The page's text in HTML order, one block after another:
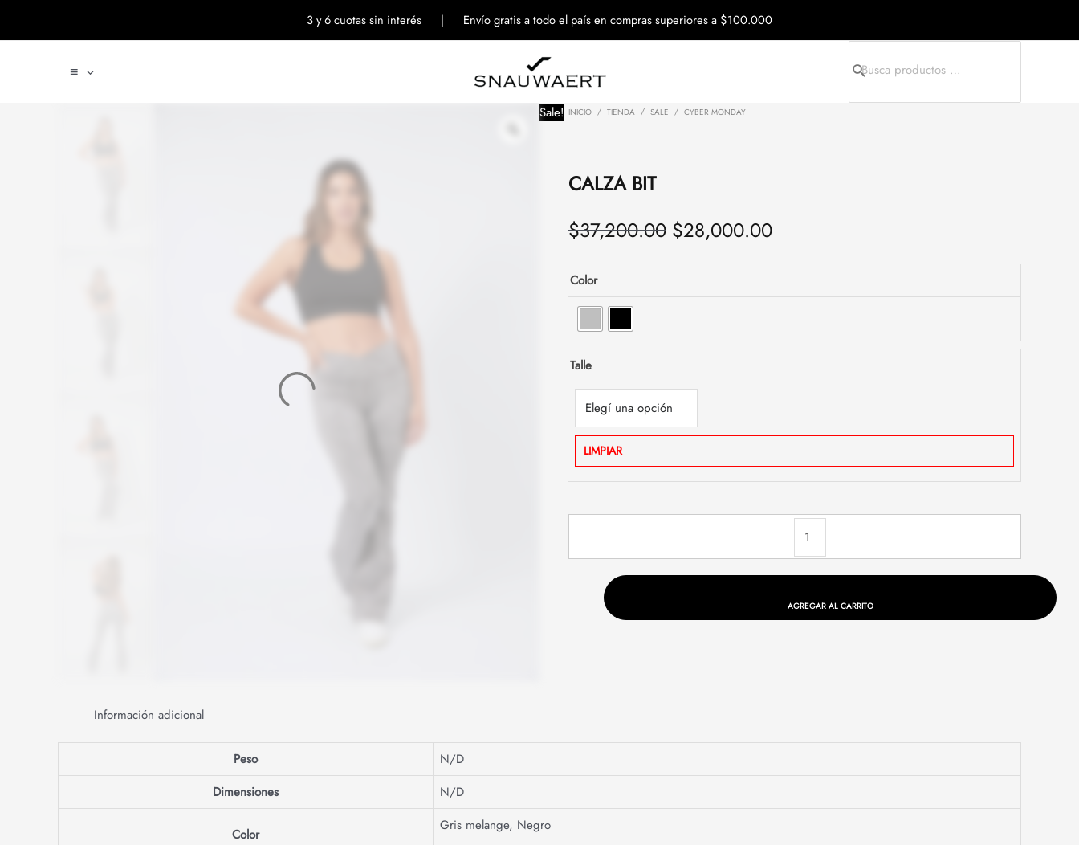
3 y 6 cuotas sin interés | Envío gratis a todo el país en compras superiores a $100.000
≡
Sale! INICIO TIENDA SALE CYBER MONDAY
CALZA BIT
$37,200.00
Original price was: $37,200.00.
$28,000.00
Color
Talle
LIMPIAR
CALZA BIT cantidad
AGREGAR AL CARRITO
Información adicional
Peso
N/D
Dimensiones
N/D
Color
Gris melange, Negro